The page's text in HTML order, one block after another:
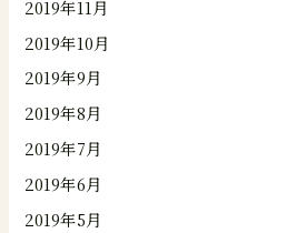
2019年11月
2019年10月
2019年9月
2019年8月
2019年7月
2019年6月
2019年5月